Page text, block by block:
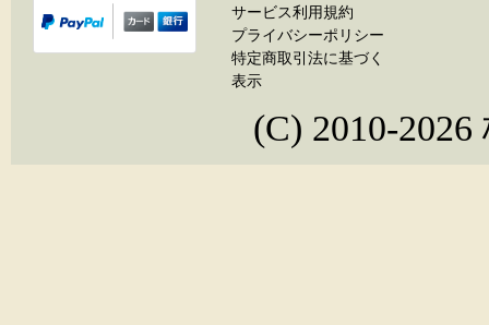
サービス利用規約
プライバシーポリシー
特定商取引法に基づく
表示
(C) 2010-